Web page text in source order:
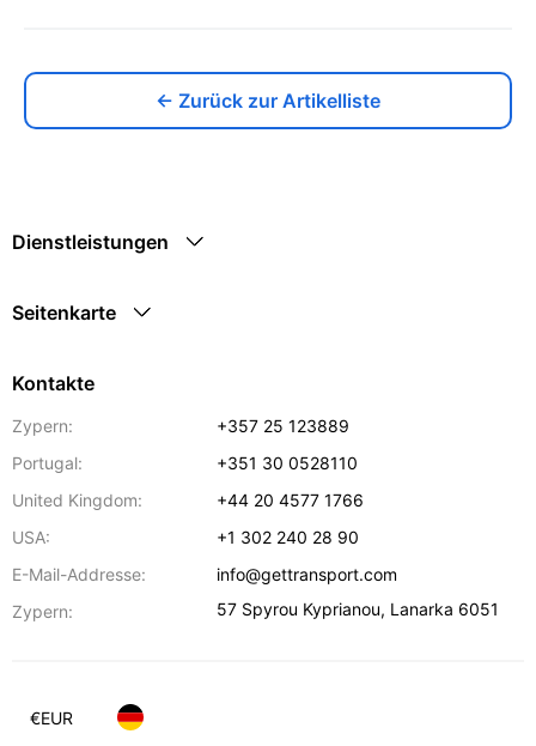
← Zurück zur Artikelliste
Dienstleistungen
Seitenkarte
Kontakte
Zypern:
+357 25 123889
Portugal:
+351 30 0528110
United Kingdom:
+44 20 4577 1766
USA:
+1 302 240 28 90
E-Mail-Addresse:
info@gettransport.com
Zypern:
57 Spyrou Kyprianou, Lanarka 6051
€EUR